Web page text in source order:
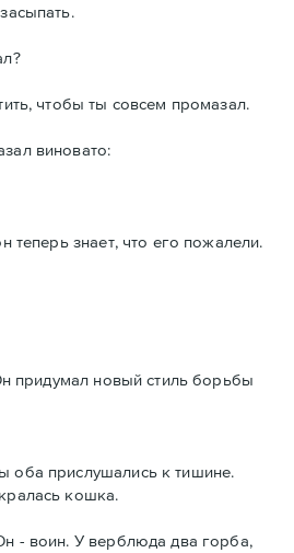
чтобы ты совсем промазал.
виновато:
теперь знает, что его пожалели.
придумал новый стиль борьбы
оба прислушались к тишине.
кошка.
- воин. У верблюда два горба,